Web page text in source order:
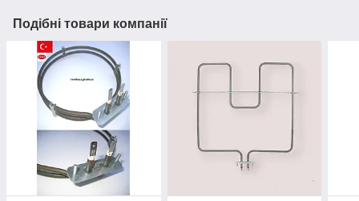
Подібні товари компанії